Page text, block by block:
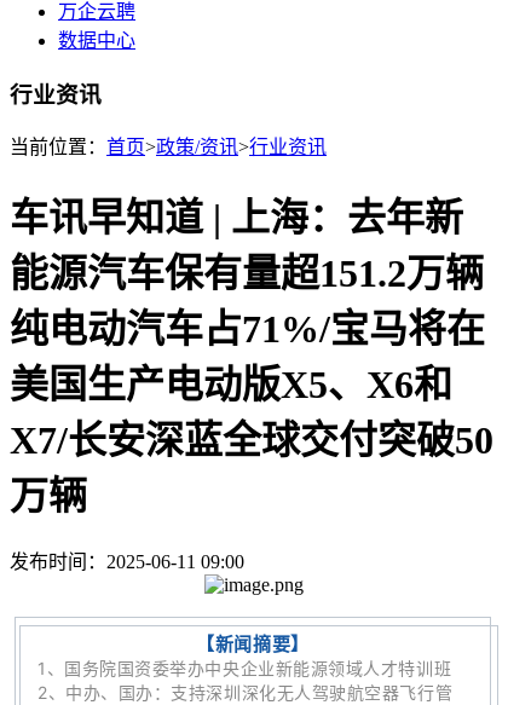
万企云聘
数据中心
行业资讯
当前位置： 首页>政策/资讯>行业资讯
车讯早知道 | 上海：去年新
能源汽车保有量超151.2万辆
纯电动汽车占71%/宝马将在
美国生产电动版X5、X6和
X7/长安深蓝全球交付突破50
万辆
发布时间：2025-06-11 09:00
【新闻摘要】
1、 国务院国资委举办中央企业新能源领域人才特训班
2、 中办、国办：支持深圳深化无人驾驶航空器飞行管